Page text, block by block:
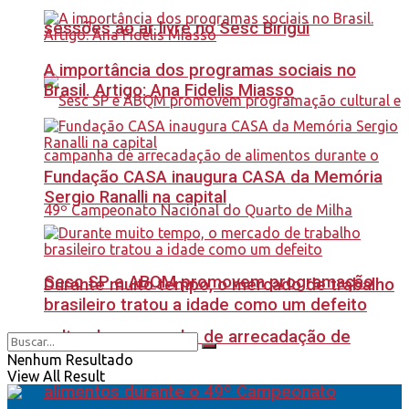
sessões ao ar livre no Sesc Birigui
Sesc SP e ABQM promovem programação
cultural e campanha de arrecadação de
alimentos durante o 49º Campeonato
A importância dos programas sociais no
Brasil. Artigo: Ana Fidelis Miasso
Fundação CASA inaugura CASA da Memória
Sergio Ranalli na capital
Durante muito tempo, o mercado de trabalho
brasileiro tratou a idade como um defeito
Nenhum Resultado
View All Result